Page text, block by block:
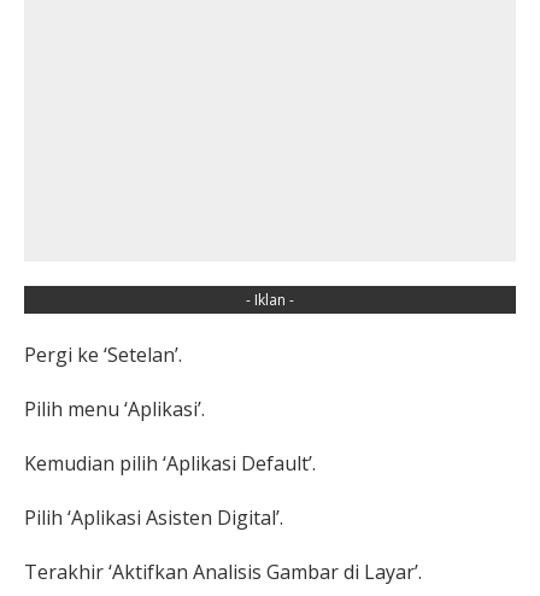
- Iklan -
Pergi ke ‘Setelan’.
Pilih menu ‘Aplikasi’.
Kemudian pilih ‘Aplikasi Default’.
Pilih ‘Aplikasi Asisten Digital’.
Terakhir ‘Aktifkan Analisis Gambar di Layar’.